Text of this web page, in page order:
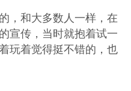
，和大多数人一样，在
宣传，当时就抱着试一
玩着觉得挺不错的，也